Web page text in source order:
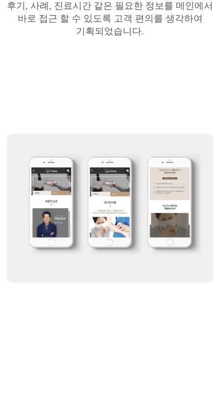
후기, 사례, 진료시간 같은 필요한 정보를 메인에서
바로 접근 할 수 있도록 고객 편의를 생각하여
기획되었습니다.